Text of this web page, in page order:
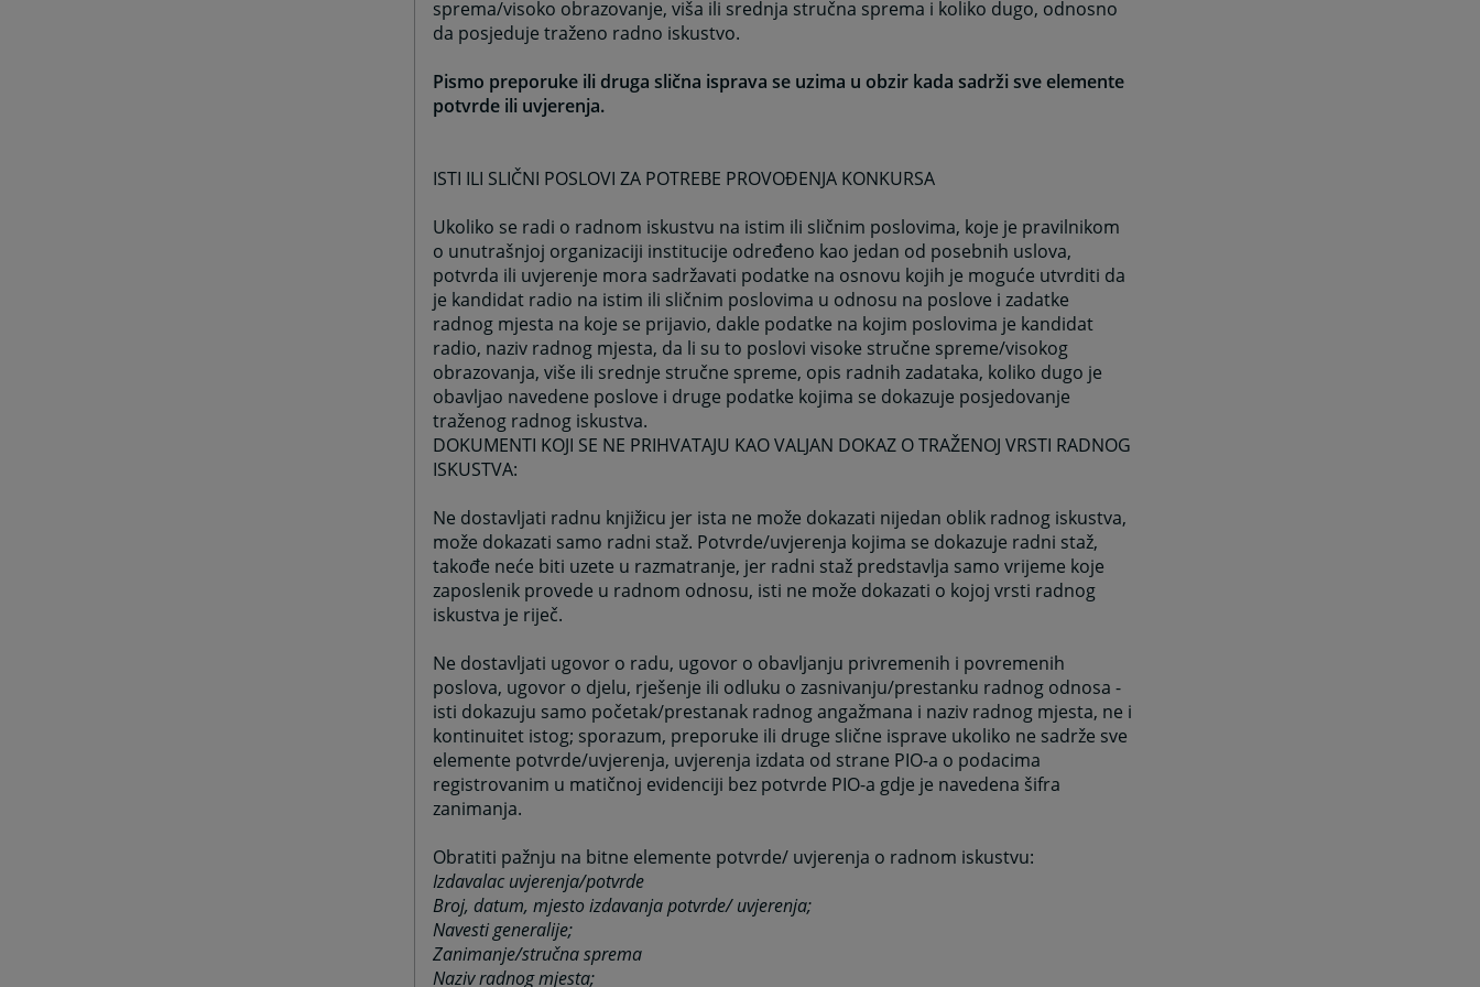
sprema/visoko obrazovanje, viša ili srednja stručna sprema i koliko dugo, odnosno
da posjeduje traženo radno iskustvo.
Pismo preporuke ili druga slična isprava se uzima u obzir kada sadrži sve elemente
potvrde ili uvjerenja.
ISTI ILI SLIČNI POSLOVI ZA POTREBE PROVOĐENJA KONKURSA
Ukoliko se radi o radnom iskustvu na istim ili sličnim poslovima, koje je pravilnikom
o unutrašnjoj organizaciji institucije određeno kao jedan od posebnih uslova,
potvrda ili uvjerenje mora sadržavati podatke na osnovu kojih je moguće utvrditi da
je kandidat radio na istim ili sličnim poslovima u odnosu na poslove i zadatke
radnog mjesta na koje se prijavio, dakle podatke na kojim poslovima je kandidat
radio, naziv radnog mjesta, da li su to poslovi visoke stručne spreme/visokog
obrazovanja, više ili srednje stručne spreme, opis radnih zadataka, koliko dugo je
obavljao navedene poslove i druge podatke kojima se dokazuje posjedovanje
traženog radnog iskustva.
DOKUMENTI KOJI SE NE PRIHVATAJU KAO VALJAN DOKAZ O TRAŽENOJ VRSTI RADNOG
ISKUSTVA:
Ne dostavljati radnu knjižicu jer ista ne može dokazati nijedan oblik radnog iskustva,
može dokazati samo radni staž. Potvrde/uvjerenja kojima se dokazuje radni staž,
takođe neće biti uzete u razmatranje, jer radni staž predstavlja samo vrijeme koje
zaposlenik provede u radnom odnosu, isti ne može dokazati o kojoj vrsti radnog
iskustva je riječ.
Ne dostavljati ugovor o radu, ugovor o obavljanju privremenih i povremenih
poslova, ugovor o djelu, rješenje ili odluku o zasnivanju/prestanku radnog odnosa -
isti dokazuju samo početak/prestanak radnog angažmana i naziv radnog mjesta, ne i
kontinuitet istog; sporazum, preporuke ili druge slične isprave ukoliko ne sadrže sve
elemente potvrde/uvjerenja, uvjerenja izdata od strane PIO-a o podacima
registrovanim u matičnoj evidenciji bez potvrde PIO-a gdje je navedena šifra
zanimanja.
Obratiti pažnju na bitne elemente potvrde/ uvjerenja o radnom iskustvu:
Izdavalac uvjerenja/potvrde
Broj, datum, mjesto izdavanja potvrde/ uvjerenja;
Navesti generalije;
Zanimanje/stručna sprema
Naziv radnog mjesta;